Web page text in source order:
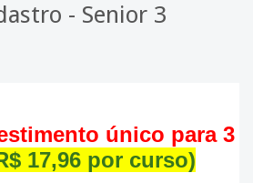
- Senior 3
único para 3
17,96 por curso)